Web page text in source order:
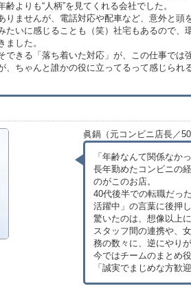
よりも“人柄”を見てくれる会社でした。
りませんが、電話対応や配車など、意外と頭
たいに感じることも（笑）社宅もあるので、
ました。
できる「落ち着いた対応」が、この仕事では
、ちゃんと誰かの役に立ってるって感じられ
眞鍋（元コンビニ店長／
「年齢なんて関係なか
長年勤めたコンビニの
のがこのお店。
40代後半での転職だっ
活躍中」の言葉に後押
驚いたのは、想像以上
スタッフ間の連携や、
務の数々に、逆にやり
今ではチームのまとめ
「誠実でまじめな方歓